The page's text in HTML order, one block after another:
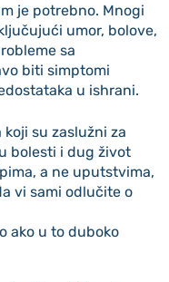
je potrebno. Mnogi
umor, bolove,
sa
biti simptomi
u ishrani.
su zaslužni za
bolesti i dug život
a ne uputstvima,
vi sami odlučite o
ako u to duboko